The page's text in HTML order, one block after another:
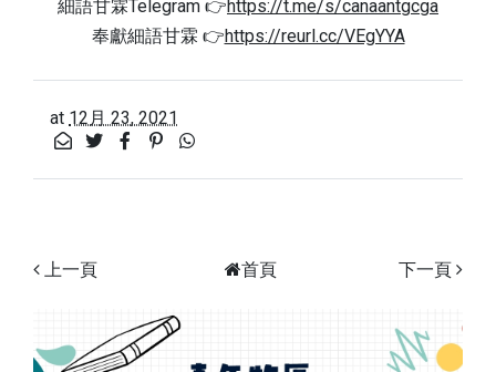
細語甘霖Telegram 👉https://t.me/s/canaantgcga
奉獻細語甘霖 👉https://reurl.cc/VEgYYA
at 12月 23, 2021
上一頁 下一頁
首頁